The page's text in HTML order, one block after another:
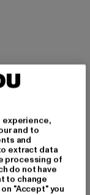
| DE
experience,
and to
and
extract data
processing of
do not have
to change
"Accept" you